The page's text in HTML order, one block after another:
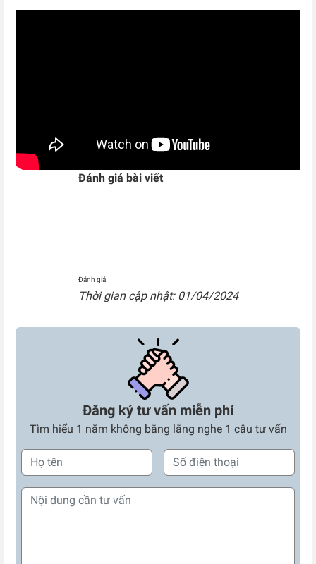
Đánh giá bài viết
Đánh giá
Thời gian cập nhật: 01/04/2024
Đăng ký tư vấn miễn phí
Tìm hiểu 1 năm không bằng lắng nghe 1 câu tư vấn